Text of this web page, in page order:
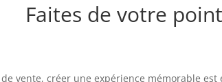
Faites de votre
vente, créer une expérience mémorable